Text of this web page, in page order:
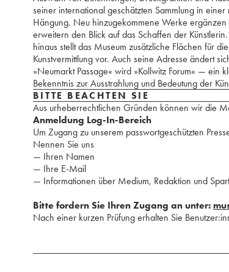
seiner international geschätzten Sammlung in einer
Hängung. Neu hinzugekommene Werke ergänzen
erweitern den Blick auf das Schaffen der
hinaus stellt das Museum zusätzliche Flächen für die
Kunstvermittlung vor. Auch seine Adresse ändert
»Neumarkt Passage« wird »Kollwitz Forum« — ein
Bekenntnis zur Ausstrahlung und Bedeutung der
BITTE BEACHTEN SIE
Aus urheberrechtlichen Gründen können wir die
Anmeldung Log-In-Bereich
Um Zugang zu unserem passwortgeschützten
Nennen Sie uns
— Ihren Namen
— Ihre E-Mail
— Informationen über Medium, Redaktion und
Bitte fordern Sie Ihren Zugang an unter:
Nach einer kurzen Prüfung erhalten Sie